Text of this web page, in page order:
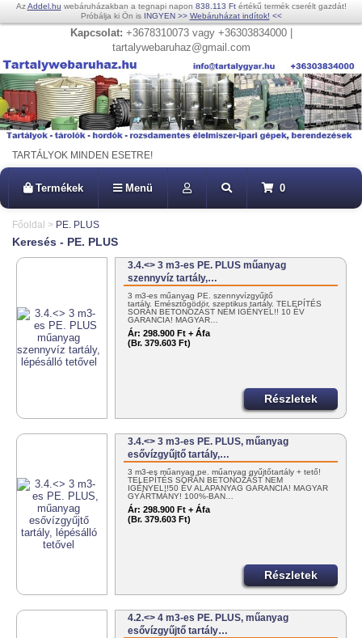
AzAddel.hu webáruházakban a tegnapi napon 838.113 Ftértékű termék cserélt gazdát!
Próbálja ki Ön is INGYEN >> Webáruházat indítok! <<
Kapcsolat: +3678310073 vagy +36303834000 |
tartalywebaruhaz@gmail.com
TARTÁLYOK MINDEN ESETRE!
Termékek Menü 0
Főoldal > PE. PLUS
Keresés - PE. PLUS
3.4.<> 3 m3-es PE. PLUS műanyag
szennyvíz tartály,…
3 m3-es műanyag PE. szennyvízgyűjtő
tartály. Emésztőgödör, szeptikus tartály. TELEPÍTÉS
SORÁN BETONOZÁST NEM IGÉNYEL!! 10 ÉV
GARANCIA! MAGYAR…
Ár: 298.900 Ft + Áfa
(Br. 379.603 Ft)
Részletek
3.4.<> 3 m3-es PE. PLUS, műanyag
esővízgyűjtő tartály,…
3 m3-es műanyag pe. műanyag gyűjtőtartály + tető!
TELEPÍTÉS SORÁN BETONOZÁST NEM
IGÉNYEL!!50 ÉV ALAPANYAG GARANCIA! MAGYAR
GYÁRTMÁNY! 100%-BAN…
Ár: 298.900 Ft + Áfa
(Br. 379.603 Ft)
Részletek
4.2.<> 4 m3-es PE. PLUS, műanyag
esővízgyűjtő tartály…